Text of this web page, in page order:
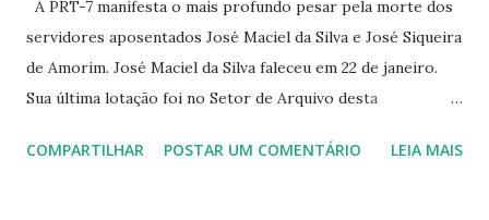
A PRT-7 manifesta o mais profundo pesar pela morte dos
servidores aposentados José Maciel da Silva e José Siqueira
de Amorim. José Maciel da Silva faleceu em 22 de janeiro.
Sua última lotação foi no Setor de Arquivo desta
Siqueira Amorim faleceu em 28 de fevereiro e encerrou a
COMPARTILHAR POSTAR UM COMENTÁRIO LEIA MAIS